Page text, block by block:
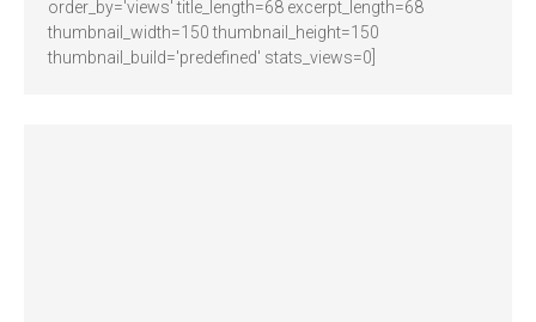
order_by='views' title_length=68 excerpt_length=68
thumbnail_width=150 thumbnail_height=150
thumbnail_build='predefined' stats_views=0]